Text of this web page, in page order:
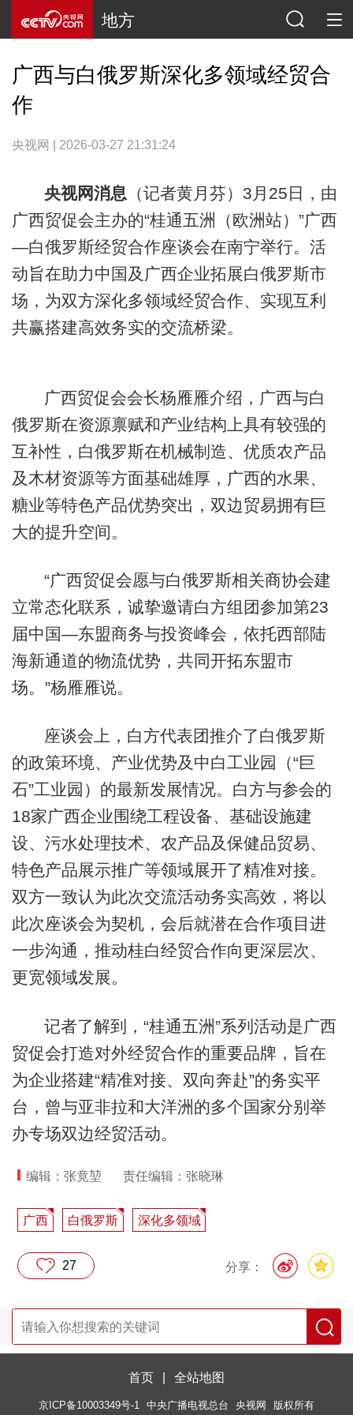
地方
广西与白俄罗斯深化多领域经贸合
作
央视网 | 2026-03-27 21:31:24
央视网消息 （记者黄月芬）3月25日，由
广西贸促会主办的“桂通五洲（欧洲站）”广西
—白俄罗斯经贸合作座谈会在南宁举行。活
动旨在助力中国及广西企业拓展白俄罗斯市
场，为双方深化多领域经贸合作、实现互利
共赢搭建高效务实的交流桥梁。
广西贸促会会长杨雁雁介绍，广西与白
俄罗斯在资源禀赋和产业结构上具有较强的
互补性，白俄罗斯在机械制造、优质农产品
及木材资源等方面基础雄厚，广西的水果、
糖业等特色产品优势突出，双边贸易拥有巨
大的提升空间。
“广西贸促会愿与白俄罗斯相关商协会建
立常态化联系，诚挚邀请白方组团参加第23
届中国—东盟商务与投资峰会，依托西部陆
海新通道的物流优势，共同开拓东盟市
场。”杨雁雁说。
座谈会上，白方代表团推介了白俄罗斯
的政策环境、产业优势及中白工业园（“巨
石”工业园）的最新发展情况。白方与参会的
18家广西企业围绕工程设备、基础设施建
设、污水处理技术、农产品及保健品贸易、
特色产品展示推广等领域展开了精准对接。
双方一致认为此次交流活动务实高效，将以
此次座谈会为契机，会后就潜在合作项目进
一步沟通，推动桂白经贸合作向更深层次、
更宽领域发展。
记者了解到，“桂通五洲”系列活动是广西
贸促会打造对外经贸合作的重要品牌，旨在
为企业搭建“精准对接、双向奔赴”的务实平
台，曾与亚非拉和大洋洲的多个国家分别举
办专场双边经贸活动。
编辑：张竟堃 责任编辑：张晓琳
广西 白俄罗斯 深化多领域
分享：
27
首页 全站地图
京ICP备10003349号-1 中央广播电视总台 央视网 版权所有